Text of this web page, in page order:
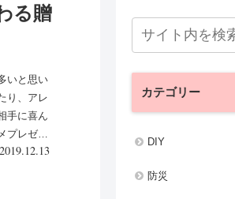
る贈
いと思い
り、アレ
手に喜ん
プレゼ
2019.12.13
カテゴリー
DIY
防災